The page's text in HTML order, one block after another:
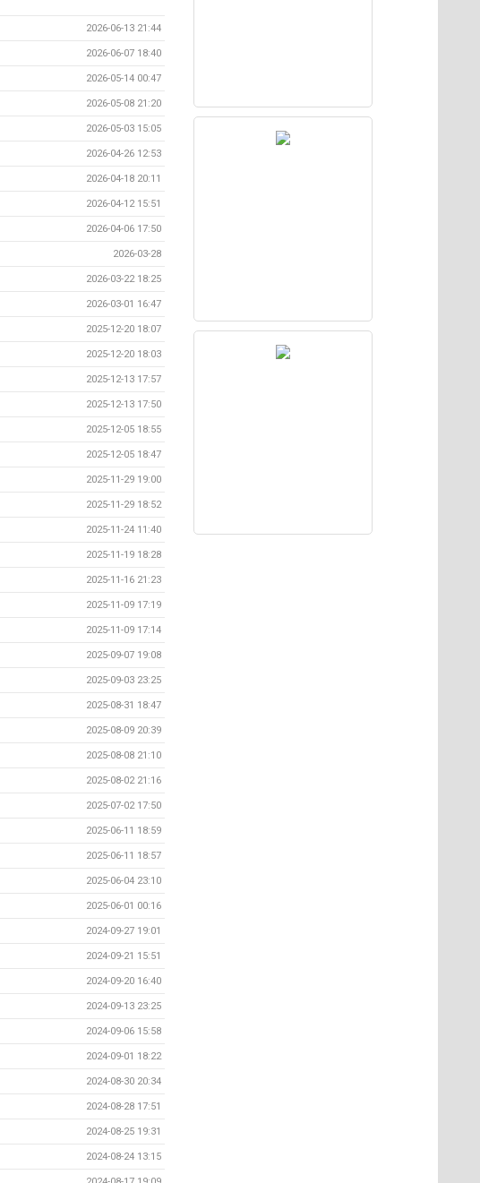
2026-06-13 21:44
2026-06-07 18:40
2026-05-14 00:47
2026-05-08 21:20
2026-05-03 15:05
2026-04-26 12:53
2026-04-18 20:11
2026-04-12 15:51
2026-04-06 17:50
2026-03-28
2026-03-22 18:25
2026-03-01 16:47
2025-12-20 18:07
2025-12-20 18:03
2025-12-13 17:57
2025-12-13 17:50
2025-12-05 18:55
2025-12-05 18:47
2025-11-29 19:00
2025-11-29 18:52
2025-11-24 11:40
2025-11-19 18:28
2025-11-16 21:23
2025-11-09 17:19
2025-11-09 17:14
2025-09-07 19:08
2025-09-03 23:25
2025-08-31 18:47
2025-08-09 20:39
2025-08-08 21:10
2025-08-02 21:16
2025-07-02 17:50
2025-06-11 18:59
2025-06-11 18:57
2025-06-04 23:10
2025-06-01 00:16
2024-09-27 19:01
2024-09-21 15:51
2024-09-20 16:40
2024-09-13 23:25
2024-09-06 15:58
2024-09-01 18:22
2024-08-30 20:34
2024-08-28 17:51
2024-08-25 19:31
2024-08-24 13:15